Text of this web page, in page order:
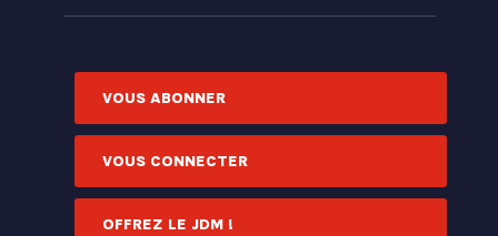
VOUS ABONNER
VOUS CONNECTER
OFFREZ LE JDM !